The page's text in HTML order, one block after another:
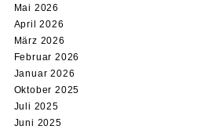
Mai 2026
April 2026
März 2026
Februar 2026
Januar 2026
Oktober 2025
Juli 2025
Juni 2025